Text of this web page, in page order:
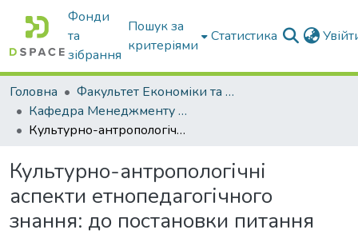
Фонди
та
зібрання
Пошук за
критеріями
Статистика
Головна
Факультет Економіки та бізнесу
Кафедра Менеджменту та публічного адміністрування
Культурно-антропологічні аспекти етнопедагогічного знання: до постановки питання
Культурно-антропологічні
аспекти етнопедагогічного
знання: до постановки питання